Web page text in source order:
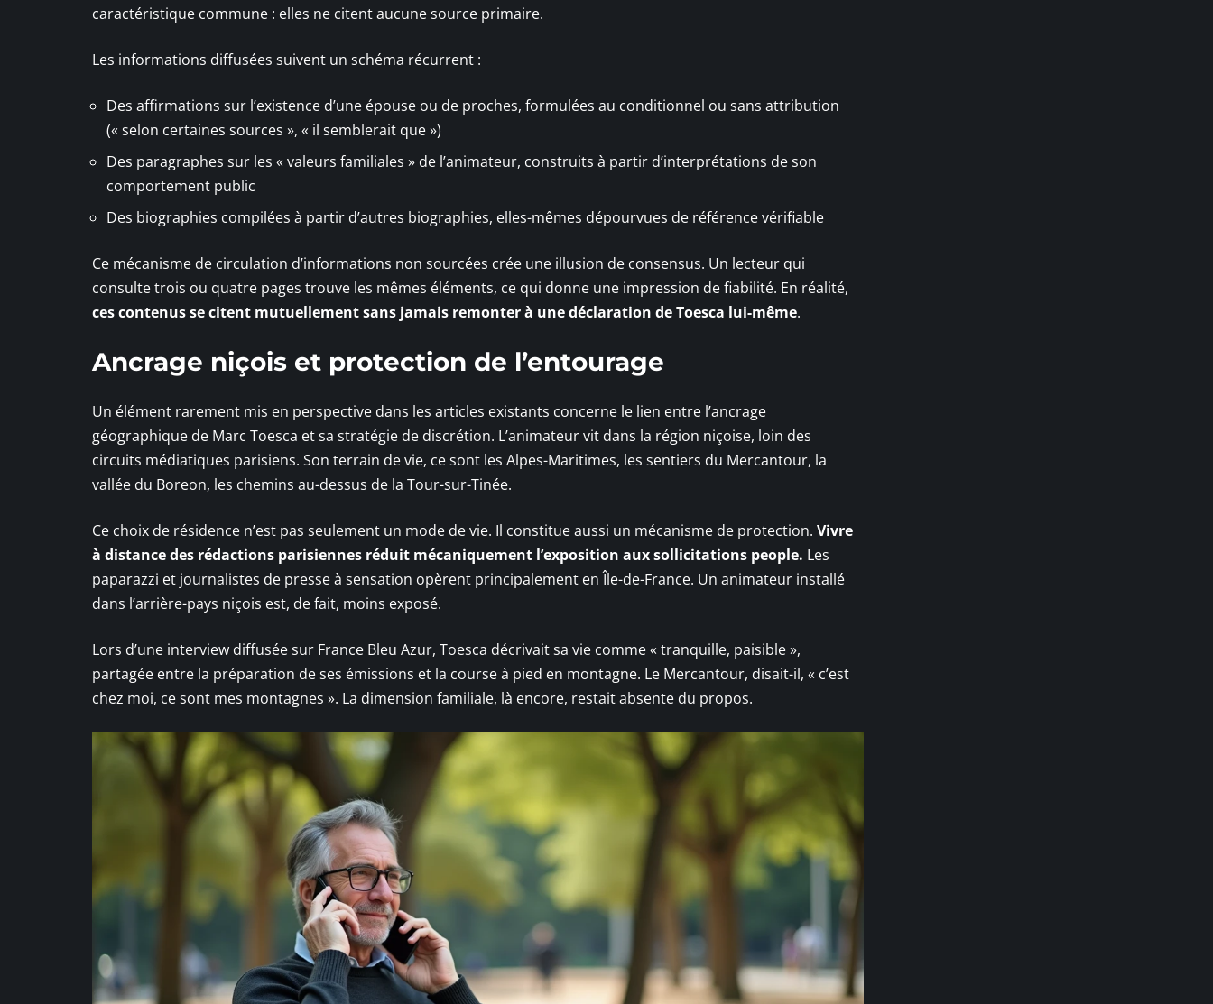
caractéristique commune : elles ne citent aucune source primaire.
Les informations diffusées suivent un schéma récurrent :
Des affirmations sur l’existence d’une épouse ou de proches, formulées au conditionnel ou sans attribution
(« selon certaines sources », « il semblerait que »)
Des paragraphes sur les « valeurs familiales » de l’animateur, construits à partir d’interprétations de son
comportement public
Des biographies compilées à partir d’autres biographies, elles-mêmes dépourvues de référence vérifiable
Ce mécanisme de circulation d’informations non sourcées crée une illusion de consensus. Un lecteur qui
consulte trois ou quatre pages trouve les mêmes éléments, ce qui donne une impression de fiabilité. En réalité,
ces contenus se citent mutuellement sans jamais remonter à une déclaration de Toesca lui-même.
Ancrage niçois et protection de l’entourage
Un élément rarement mis en perspective dans les articles existants concerne le lien entre l’ancrage
géographique de Marc Toesca et sa stratégie de discrétion. L’animateur vit dans la région niçoise, loin des
circuits médiatiques parisiens. Son terrain de vie, ce sont les Alpes-Maritimes, les sentiers du Mercantour, la
vallée du Boreon, les chemins au-dessus de la Tour-sur-Tinée.
Ce choix de résidence n’est pas seulement un mode de vie. Il constitue aussi un mécanisme de protection. Vivre
à distance des rédactions parisiennes réduit mécaniquement l’exposition aux sollicitations people. Les
paparazzi et journalistes de presse à sensation opèrent principalement en Île-de-France. Un animateur installé
dans l’arrière-pays niçois est, de fait, moins exposé.
Lors d’une interview diffusée sur France Bleu Azur, Toesca décrivait sa vie comme « tranquille, paisible »,
partagée entre la préparation de ses émissions et la course à pied en montagne. Le Mercantour, disait-il, « c’est
chez moi, ce sont mes montagnes ». La dimension familiale, là encore, restait absente du propos.